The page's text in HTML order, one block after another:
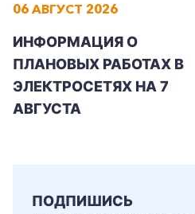
06 АВГУСТ 2026
ИНФОРМАЦИЯ О
ПЛАНОВЫХ РАБОТАХ В
ЭЛЕКТРОСЕТЯХ НА 7
АВГУСТА
ПОДПИШИСЬ